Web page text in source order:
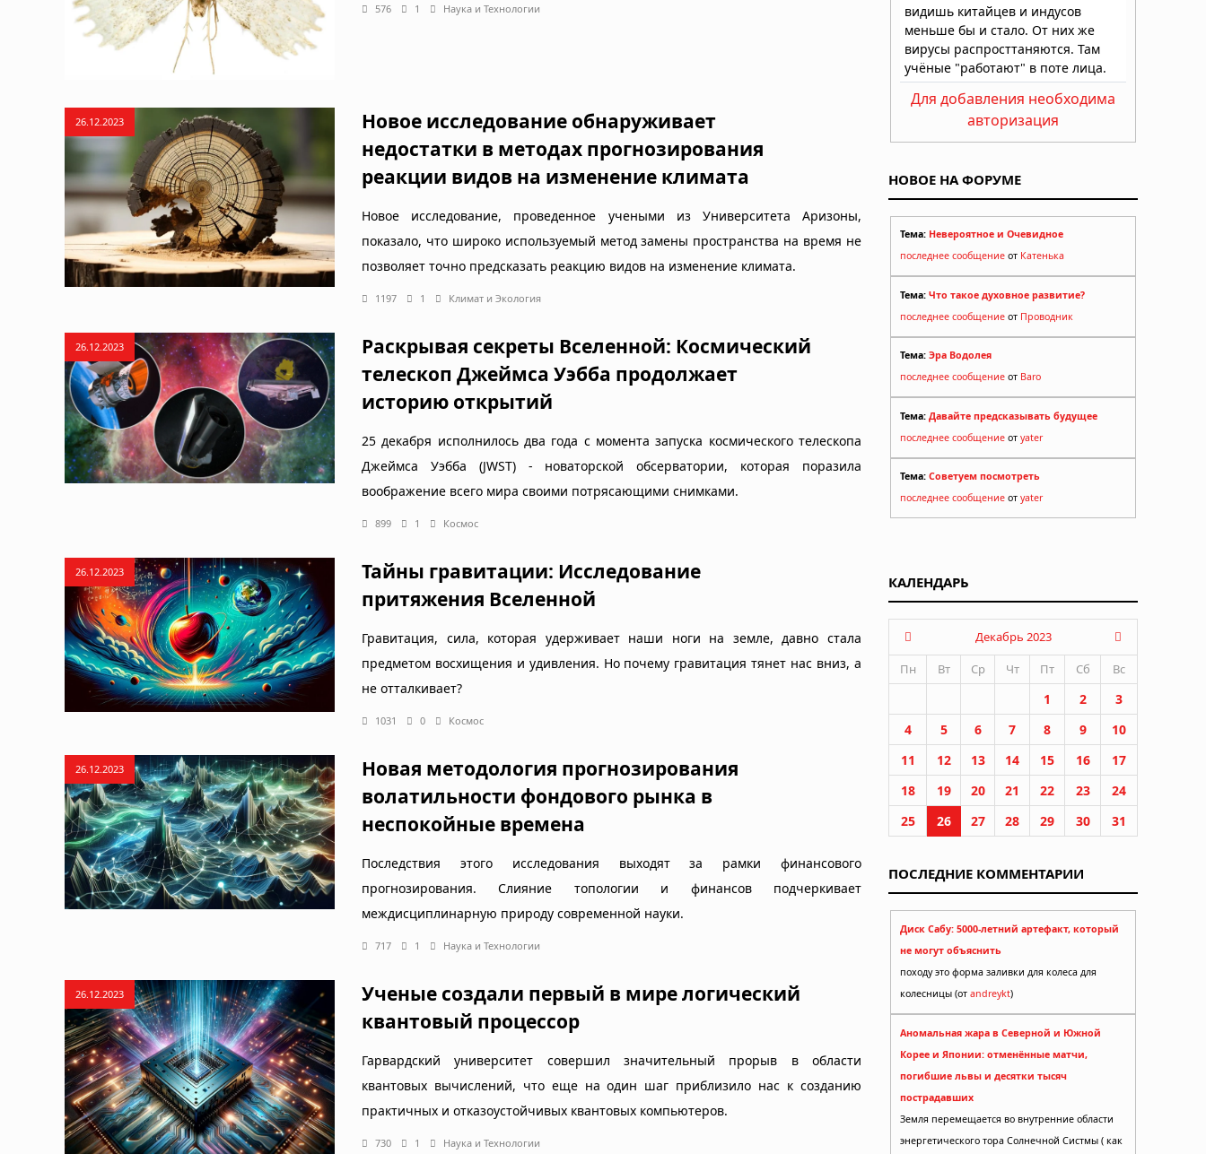
576 1 Наука и Технологии
26.12.2023
Новое исследование обнаруживает
недостатки в методах прогнозирования
реакции видов на изменение климата
Новое исследование, проведенное учеными из Университета Аризоны,
показало, что широко используемый метод замены пространства на время не
позволяет точно предсказать реакцию видов на изменение климата.
1197 1 Климат и Экология
26.12.2023
Раскрывая секреты Вселенной: Космический
телескоп Джеймса Уэбба продолжает
историю открытий
25 декабря исполнилось два года с момента запуска космического телескопа
Джеймса Уэбба (JWST) - новаторской обсерватории, которая поразила
воображение всего мира своими потрясающими снимками.
899 1 Космос
26.12.2023
Тайны гравитации: Исследование
притяжения Вселенной
Гравитация, сила, которая удерживает наши ноги на земле, давно стала
предметом восхищения и удивления. Но почему гравитация тянет нас вниз, а
не отталкивает?
1031 0 Космос
26.12.2023
Новая методология прогнозирования
волатильности фондового рынка в
неспокойные времена
Последствия этого исследования выходят за рамки финансового
прогнозирования. Слияние топологии и финансов подчеркивает
междисциплинарную природу современной науки.
717 1 Наука и Технологии
26.12.2023
Ученые создали первый в мире логический
квантовый процессор
Гарвардский университет совершил значительный прорыв в области
квантовых вычислений, что еще на один шаг приблизило нас к созданию
практичных и отказоустойчивых квантовых компьютеров.
730 1 Наука и Технологии
Для добавления необходима
авторизация
НОВОЕ НА ФОРУМЕ
Тема: Невероятное и Очевидное
последнее сообщение от Катенька
Тема: Что такое духовное развитие?
последнее сообщение от Проводник
Тема: Эра Водолея
последнее сообщение от Baro
Тема: Давайте предсказывать будущее
последнее сообщение от yater
Тема: Советуем посмотреть
последнее сообщение от yater
КАЛЕНДАРЬ
Декабрь 2023
Пн
Вт Ср Чт Пт Сб Вс
1 2
3
4
5 6 7 8 9
10
11
12 13 14 15 16
17
18
19 20 21 22 23
24
25
26 27 28 29 30 31
ПОСЛЕДНИЕ КОММЕНТАРИИ
Диск Сабу: 5000-летний артефакт, который
не могут объяснить
походу это форма заливки для колеса для
колесницы (от andreykt)
Аномальная жара в Северной и Южной
Корее и Японии: отменённые матчи,
погибшие львы и десятки тысяч
пострадавших
Земля перемещается во внутренние области
энергетического тора Солнечной Систмы ( как